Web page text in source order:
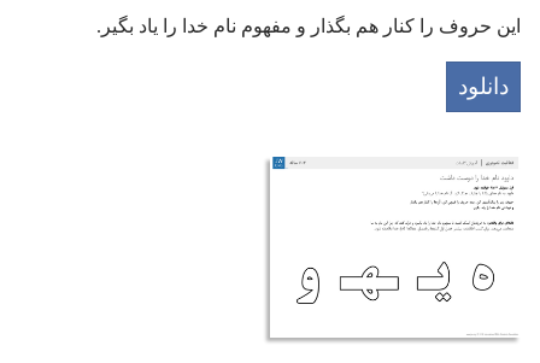
این حروف را کنار هم بگذار و مفهوم نام خدا را یاد بگیر.‏
دانلود